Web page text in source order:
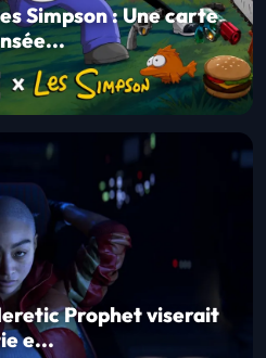
Simpson : Une carte
Prophet viserait
e...